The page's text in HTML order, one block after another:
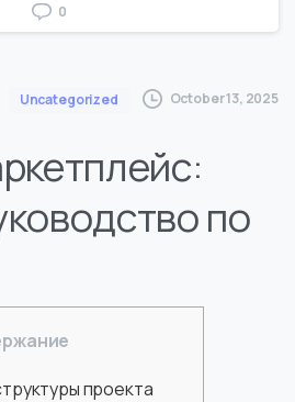
0
Uncategorized October 13, 2025
по
проекта